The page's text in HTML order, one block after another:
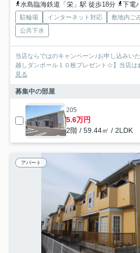
水島臨海鉄道「栄」駅 徒歩18分
下電バス「
駐輪場 インターネット対応 敷地内ご
公共下水
当店ならではのキャンペーン♪お申し込みい
越しダンボール１０枚プレゼント☆】当店は
見る
募集中の部屋
205
5.6万円
2階 / 59.44㎡ / 2LDK
アパート